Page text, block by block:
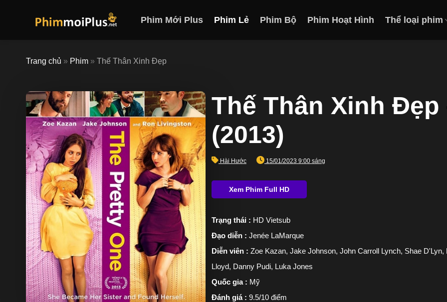
Phim Mới Plus Phim Lẻ Phim Bộ Phim Hoạt Hình Thể loại phim
Trang chủ » Phim » Thế Thân Xinh Đẹp
Thế Thân Xinh Đẹp
(2013)
Hài Hước 15/01/2023 9:00 sáng
Trạng thái : HD Vietsub
Đạo diễn : Jenée LaMarque
Diễn viên : Zoe Kazan, Jake Johnson, John Carroll Lynch, Shae
Lloyd, Danny Pudi, Luka Jones
Quốc gia : Mỹ
Đánh giá : 9.5/10 điểm